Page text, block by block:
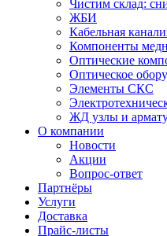
Чистим склад:
ЖБИ
Кабельная
Компоненты
Оптические
Оптическое
Элементы СКС
ЖД узлы и
О компании
Новости
Акции
Вопрос-ответ
Партнёры
Услуги
Доставка
Прайс-листы